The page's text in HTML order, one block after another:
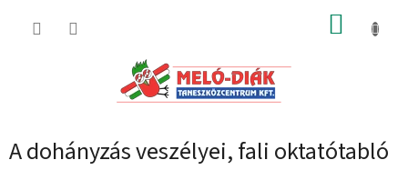
KOSÁR
A dohányzás veszélyei, fali oktatótabló